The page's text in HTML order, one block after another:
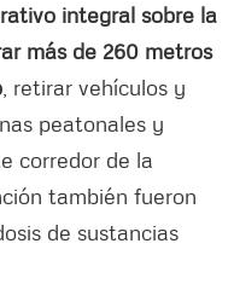
integral sobre la
más de 260 metros
, retirar vehículos y
peatonales y
corredor de la
también fueron
de sustancias